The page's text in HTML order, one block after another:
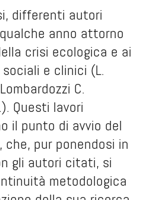
differenti autori
anno attorno
crisi ecologica e ai
e clinici (L.
C.
Questi lavori
il punto di avvio del
che, pur ponendosi in
gli autori citati, si
metodologica